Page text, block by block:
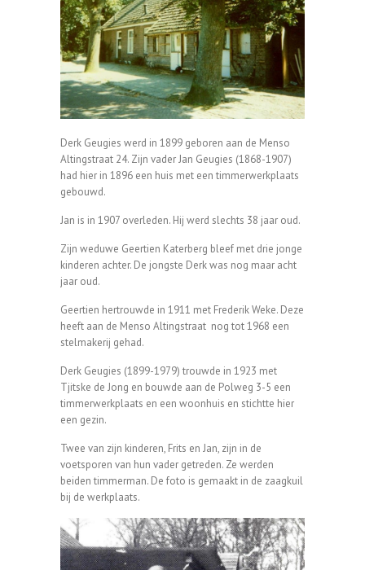
Derk Geugies werd in 1899 geboren aan de Menso
Altingstraat 24. Zijn vader Jan Geugies (1868-1907)
had hier in 1896 een huis met een timmerwerkplaats
gebouwd.
Jan is in 1907 overleden. Hij werd slechts 38 jaar oud.
Zijn weduwe Geertien Katerberg bleef met drie jonge
kinderen achter. De jongste Derk was nog maar acht
jaar oud.
Geertien hertrouwde in 1911 met Frederik Weke. Deze
heeft aan de Menso Altingstraat nog tot 1968 een
stelmakerij gehad.
Derk Geugies (1899-1979) trouwde in 1923 met
Tjitske de Jong en bouwde aan de Polweg 3-5 een
timmerwerkplaats en een woonhuis en stichtte hier
een gezin.
Twee van zijn kinderen, Frits en Jan, zijn in de
voetsporen van hun vader getreden. Ze werden
beiden timmerman. De foto is gemaakt in de zaagkuil
bij de werkplaats.